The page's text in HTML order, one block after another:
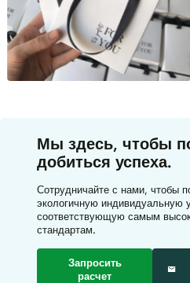
Мы здесь, чтобы
добиться успеха.
Сотрудничайте с нами, чтобы
экологичную индивидуальную
соответствующую самым
стандартам.
Запросить
расчет